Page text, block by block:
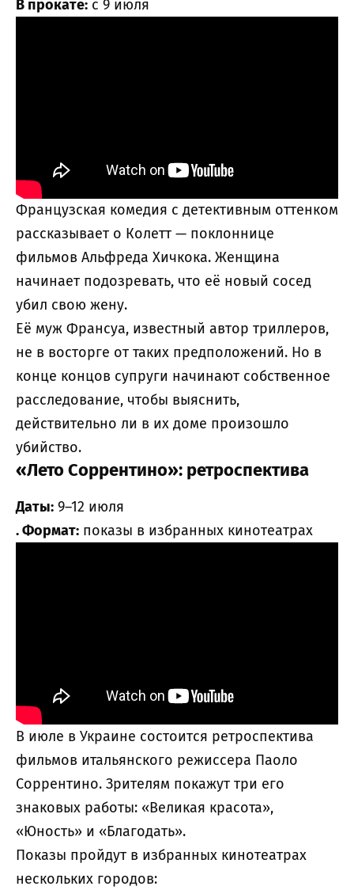
В прокате: с 9 июля
Французская комедия с детективным оттенком
рассказывает о Колетт — поклоннице
фильмов Альфреда Хичкока. Женщина
начинает подозревать, что её новый сосед
убил свою жену.
Её муж Франсуа, известный автор триллеров,
не в восторге от таких предположений. Но в
конце концов супруги начинают собственное
расследование, чтобы выяснить,
действительно ли в их доме произошло
убийство.
«Лето Соррентино»: ретроспектива
Даты: 9–12 июля
. Формат: показы в избранных кинотеатрах
В июле в Украине состоится ретроспектива
фильмов итальянского режиссера Паоло
Соррентино. Зрителям покажут три его
знаковых работы: «Великая красота»,
«Юность» и «Благодать».
Показы пройдут в избранных кинотеатрах
нескольких городов: